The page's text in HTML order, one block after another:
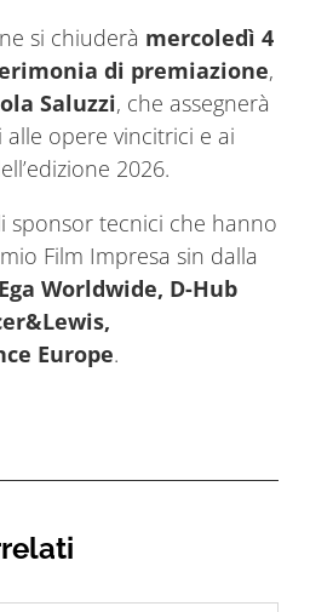
si chiuderà mercoledì 4
di premiazione,
Saluzzi, che assegnerà
opere vincitrici e ai
2026.
sponsor tecnici che hanno
Film Impresa sin dalla
Ega Worldwide, D-Hub
Europe.